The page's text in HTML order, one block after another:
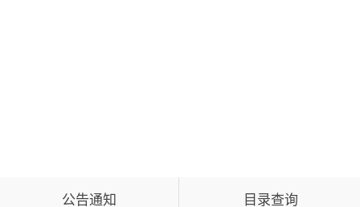
公告通知 目录查询